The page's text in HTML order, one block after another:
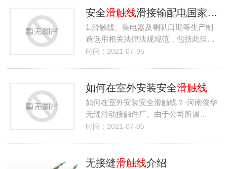
安全滑触线滑接输配电国家行业标准
1.滑触线、集电器及喇叭口期等生产制
造选用相关法律法规规范，包括此但…
时间：2021-07-05
如何在室外安装安全滑触线
如何在室外安装安全滑触线？-河南俊华
无缝滑动接触件厂。由于公司所属…
时间：2021-07-05
无接缝滑触线介绍